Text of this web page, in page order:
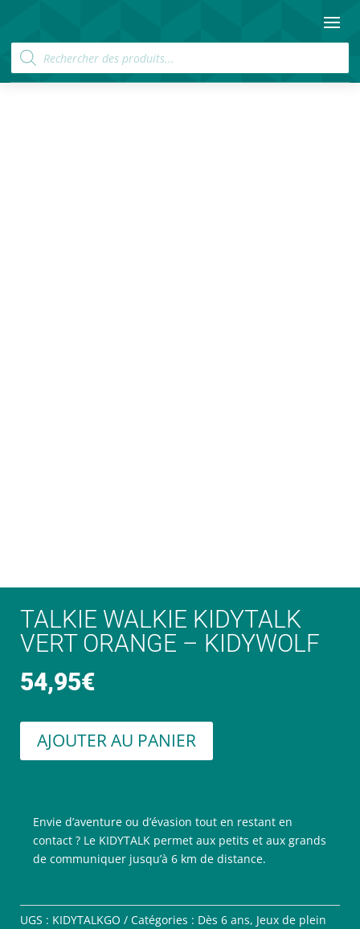
Recherche
de
produits
TALKIE WALKIE KIDYTALK
VERT ORANGE – KIDYWOLF
54,95€
AJOUTER AU PANIER
Envie d’aventure ou d’évasion tout en restant en
contact ? Le KIDYTALK permet aux petits et aux grands
de communiquer jusqu’à 6 km de distance.
UGS : KIDYTALKGO Catégories : Dès 6 ans, Jeux de plein